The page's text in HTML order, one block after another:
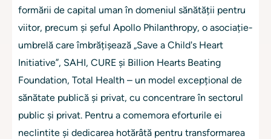
formării de capital uman în domeniul sănătății pentru
viitor, precum și șeful Apollo Philanthropy, o asociație-
umbrelă care îmbrățișează „Save a Child's Heart
Initiative”, SAHI, CURE și Billion Hearts Beating
Foundation, Total Health – un model excepțional de
sănătate publică și privat, cu concentrare în sectorul
public și privat. Pentru a comemora eforturile ei
neclintite și dedicarea hotărâtă pentru transformarea